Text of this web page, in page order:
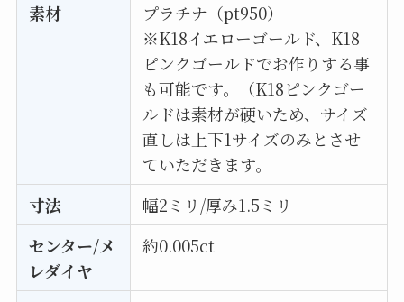
素材
プラチナ（pt950）
※K18イエローゴールド、K18
ピンクゴールドでお作りする事
も可能です。（K18ピンクゴー
ルドは素材が硬いため、サイズ
直しは上下1サイズのみとさせ
ていただきます。
寸法
幅2ミリ/厚み1.5ミリ
センター/メ
レダイヤ
約0.005ct